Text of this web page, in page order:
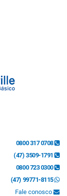
0800 317 0708
(47) 3509-1791
0800 723 0300
(47) 99771-8115
Fale conosco